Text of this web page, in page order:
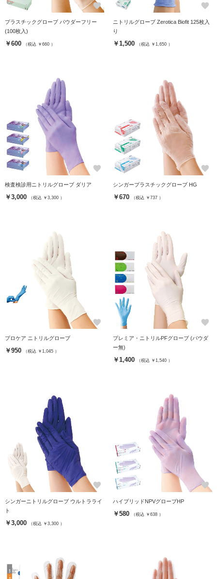
favorite
プラスチックグローブ パウダーフリー
(100枚入)
￥600 （税込 ￥660 ）
favorite
ニトリルグローブ Zerotica Biofit 125枚入
り
￥1,500 （税込 ￥1,650 ）
favorite
検査検診用ニトリルグローブ ダリア
￥3,000 （税込 ￥3,300 ）
favorite
シンガープラスチックグローブ HG
￥670 （税込 ￥737 ）
favorite
プロケア ニトリルグローブ
￥950 （税込 ￥1,045 ）
favorite
プレミア・ニトリルPFグローブ (パウダ
ー無)
￥1,400 （税込 ￥1,540 ）
favorite
シンガーニトリルグローブ ウルトラライ
ト
￥3,000 （税込 ￥3,300 ）
favorite
ハイブリッドNPVグローブHP
￥580 （税込 ￥638 ）